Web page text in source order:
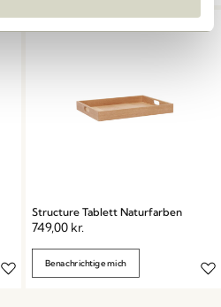
Structure Tablett Naturfarben
749,00 kr.
Benachrichtige mich